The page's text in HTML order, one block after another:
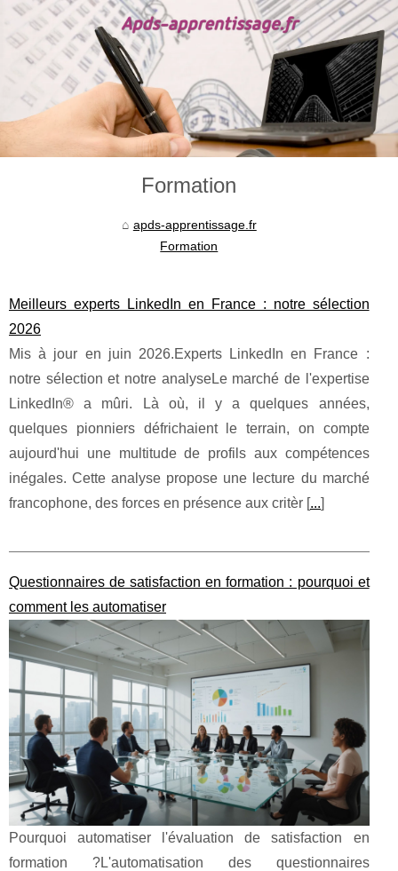
Formation
apds-apprentissage.fr
Formation
Meilleurs experts LinkedIn en France : notre sélection
2026
Mis à jour en juin 2026.Experts LinkedIn en France :
notre sélection et notre analyseLe marché de l'expertise
LinkedIn® a mûri. Là où, il y a quelques années,
quelques pionniers défrichaient le terrain, on compte
aujourd'hui une multitude de profils aux compétences
inégales. Cette analyse propose une lecture du marché
francophone, des forces en présence aux critèr [...]
Questionnaires de satisfaction en formation : pourquoi et
comment les automatiser
Pourquoi automatiser l'évaluation de satisfaction en
formation ?L'automatisation des questionnaires